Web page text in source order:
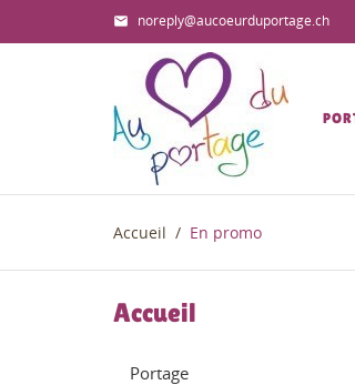
 noreply@aucoeurduportage.ch
Accueil En promo
Accueil
Portage